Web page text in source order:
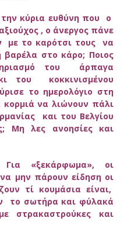
την κύρια ευθύνη που ο
, ο άνεργος πάνε
το καρότσι τους να
βαρέλα στο κάρο; Ποιος
του άρπαγα
του κοκκινισμένου
το ημερολόγιο στη
κορμιά να λιώνουν πάλι
και του Βελγίου
Μη λες ανοησίες και
«ξεκάρφωμα», οι
μην πάρουν είδηση οι
τί κουμάσια είναι,
το σωτήρα και φύλακά
και